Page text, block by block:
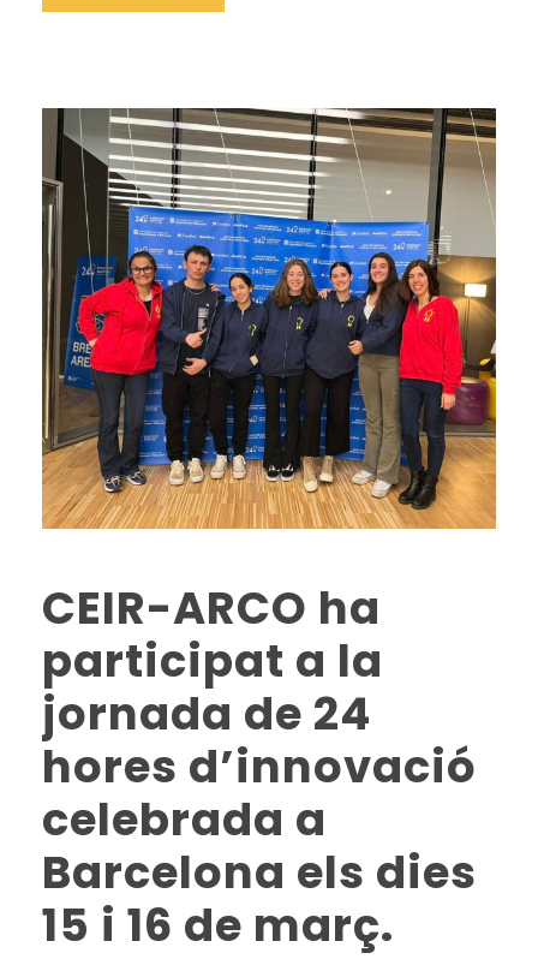
CEIR-ARCO ha
participat a la
jornada de 24
hores d’innovació
celebrada a
Barcelona els dies
15 i 16 de març.